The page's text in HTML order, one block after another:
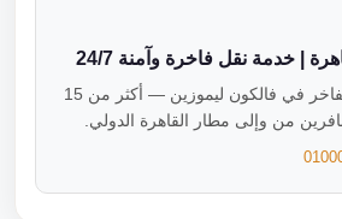
| خدمة نقل فاخرة وآمنة 24/7
فريق خبراء النقل الفاخر في فالكون ليموزين — أكثر من 15
من وإلى مطار القاهرة الدولي.